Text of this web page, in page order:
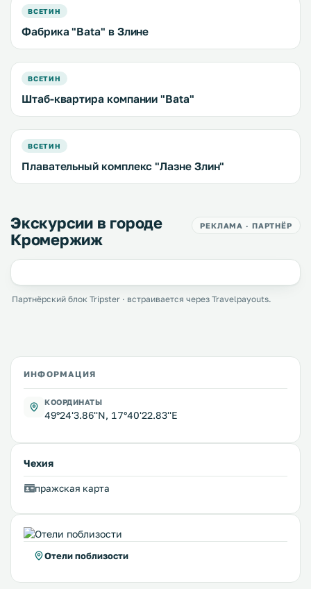
ВСЕТИН
Фабрика "Bata" в Злине
ВСЕТИН
Штаб-квартира компании "Bata"
ВСЕТИН
Плавательный комплекс "Лазне Злин"
Экскурсии в городе
Кромержиж
РЕКЛАМА · ПАРТНЁР
Партнёрский блок Tripster · встраивается через Travelpayouts.
ИНФОРМАЦИЯ
КООРДИНАТЫ
49°24'3.86''N, 17°40'22.83''E
Чехия
пражская карта
Отели поблизости